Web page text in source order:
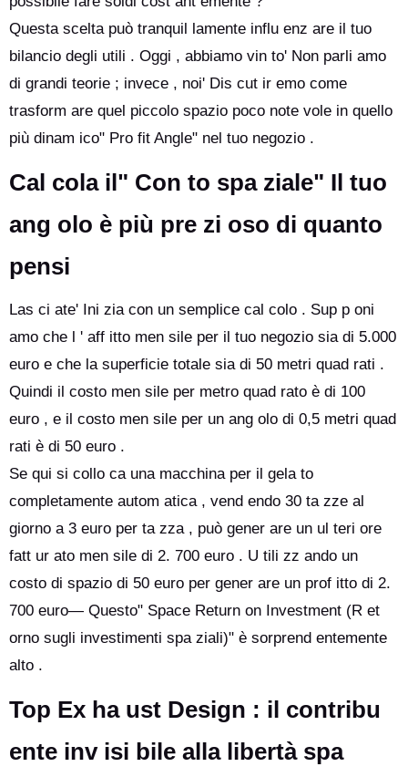
Questa scelta può tranquil lamente influ enz are il tuo
bilancio degli utili . Oggi , abbiamo vin to' Non parli amo
di grandi teorie ; invece , noi' Dis cut ir emo come
trasform are quel piccolo spazio poco note vole in quello
più dinam ico" Pro fit Angle" nel tuo negozio .
Cal cola il" Con to spa ziale" Il tuo
ang olo è più pre zi oso di quanto
pensi
Las ci ate' Ini zia con un semplice cal colo . Sup p oni
amo che l ' aff itto men sile per il tuo negozio sia di 5.000
euro e che la superficie totale sia di 50 metri quad rati .
Quindi il costo men sile per metro quad rato è di 100
euro , e il costo men sile per un ang olo di 0,5 metri quad
rati è di 50 euro .
Se qui si collo ca una macchina per il gela to
completamente autom atica , vend endo 30 ta zze al
giorno a 3 euro per ta zza , può gener are un ul teri ore
fatt ur ato men sile di 2. 700 euro . U tili zz ando un
costo di spazio di 50 euro per gener are un prof itto di 2.
700 euro— Questo" Space Return on Investment (R et
orno sugli investimenti spa ziali)" è sorprend entemente
alto .
Top Ex ha ust Design : il contribu
ente inv isi bile alla libertà spa